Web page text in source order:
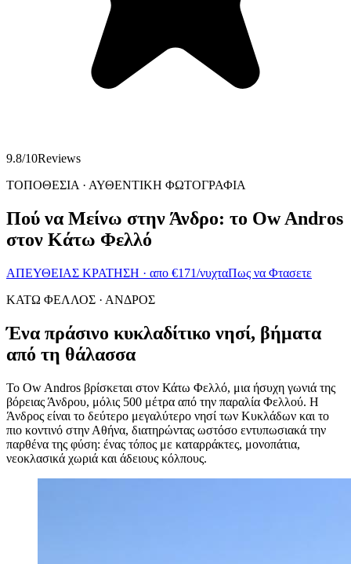
9.8/10Reviews
ΤΟΠΟΘΕΣΙΑ · ΑΥΘΕΝΤΙΚΗ ΦΩΤΟΓΡΑΦΙΑ
Πού να Μείνω στην Άνδρο: το Ow Andros
στον Κάτω Φελλό
ΑΠΕΥΘΕΙΑΣ ΚΡΑΤΗΣΗ · απο €171/νυχταΠως να Φτασετε
ΚΑΤΩ ΦΕΛΛΟΣ · ΑΝΔΡΟΣ
Ένα πράσινο κυκλαδίτικο νησί, βήματα
από τη θάλασσα
Το Ow Andros βρίσκεται στον Κάτω Φελλό, μια ήσυχη γωνιά της
βόρειας Άνδρου, μόλις 500 μέτρα από την παραλία Φελλού. Η
Άνδρος είναι το δεύτερο μεγαλύτερο νησί των Κυκλάδων και το
πιο κοντινό στην Αθήνα, διατηρώντας ωστόσο εντυπωσιακά την
παρθένα της φύση: ένας τόπος με καταρράκτες, μονοπάτια,
νεοκλασικά χωριά και άδειους κόλπους.